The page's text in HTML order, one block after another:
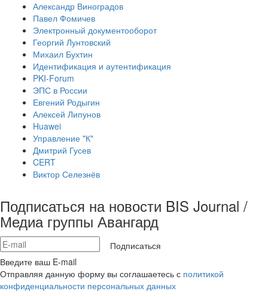
Александр Виноградов
Павел Фомичев
Электронный документооборот
Георгий Лунтовский
Михаил Бухтин
Идентификация и аутентификация
PKI-Forum
ЭПС в России
Евгений Родыгин
Алексей Липунов
Huawei
Управление "К"
Дмитрий Гусев
CERT
Виктор Селезнёв
Подписаться на новости BIS Journal /
Медиа группы Авангард
Подписаться
Введите ваш E-mail
Отправляя данную форму вы соглашаетесь с политикой
конфиденциальности персональных данных